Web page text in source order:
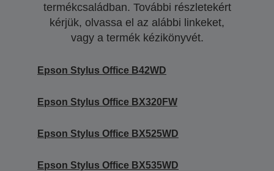
termékcsaládban. További részletekért
kérjük, olvassa el az alábbi linkeket,
vagy a termék kézikönyvét.
Epson Stylus Office B42WD
Epson Stylus Office BX320FW
Epson Stylus Office BX525WD
Epson Stylus Office BX535WD